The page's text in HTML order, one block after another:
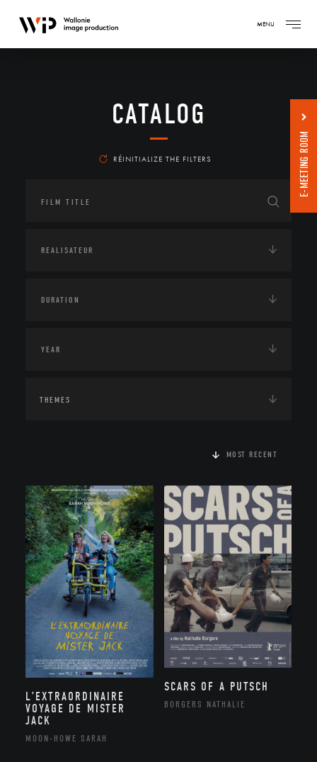
MENU
CATALOG
RÉINITIALIZE THE FILTERS
THEMES
MOST RECENT
L’EXTRAORDINAIRE
VOYAGE DE MISTER
JACK
MOON-HOWE SARAH
SCARS OF A PUTSCH
BORGERS NATHALIE
E-MEETING ROOM